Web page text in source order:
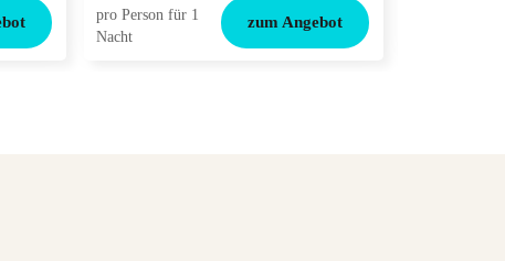
pro Person für 1
Nacht
zum Angebot